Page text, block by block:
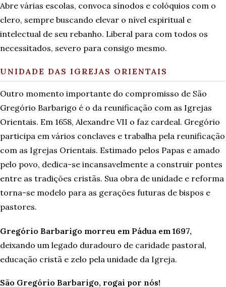
Abre várias escolas, convoca sínodos e colóquios com o
clero, sempre buscando elevar o nível espiritual e
intelectual de seu rebanho. Liberal para com todos os
necessitados, severo para consigo mesmo.
UNIDADE DAS IGREJAS ORIENTAIS
Outro momento importante do compromisso de São
Gregório Barbarigo é o da reunificação com as Igrejas
Orientais. Em 1658, Alexandre VII o faz cardeal. Gregório
participa em vários conclaves e trabalha pela reunificação
com as Igrejas Orientais. Estimado pelos Papas e amado
pelo povo, dedica-se incansavelmente a construir pontes
entre as tradições cristãs. Sua obra de unidade e reforma
torna-se modelo para as gerações futuras de bispos e
pastores.
Gregório Barbarigo morreu em Pádua em 1697,
deixando um legado duradouro de caridade pastoral,
educação cristã e zelo pela unidade da Igreja.
São Gregório Barbarigo, rogai por nós!